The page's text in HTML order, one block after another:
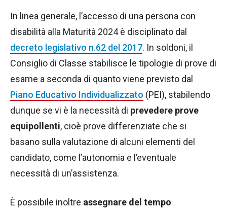
In linea generale, l’accesso di una persona con
disabilità alla Maturità 2024 è disciplinato dal
decreto legislativo n.62 del 2017. In soldoni, il
Consiglio di Classe stabilisce le tipologie di prove di
esame a seconda di quanto viene previsto dal
Piano Educativo Individualizzato (PEI), stabilendo
dunque se vi è la necessità di prevedere prove
equipollenti, cioè prove differenziate che si
basano sulla valutazione di alcuni elementi del
candidato, come l’autonomia e l’eventuale
necessità di un’assistenza.
È possibile inoltre assegnare del tempo